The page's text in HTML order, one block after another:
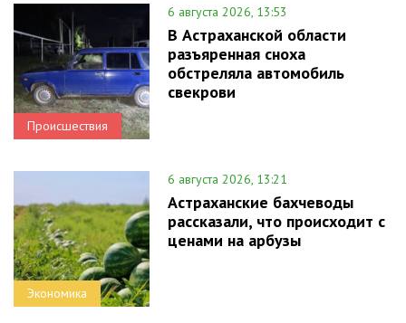
Происшествия
6 августа 2026, 13:53
В Астраханской области
разъяренная сноха
обстреляла автомобиль
свекрови
Экономика
6 августа 2026, 13:21
Астраханские бахчеводы
рассказали, что происходит с
ценами на арбузы